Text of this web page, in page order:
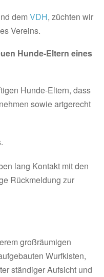
dem VDH, züchten wir
Vereins.
Hunde-Eltern eines
Hunde-Eltern, dass
sowie artgerecht
lang Kontakt mit den
Rückmeldung zur
großräumigen
Wurfkisten,
ständiger Aufsicht und